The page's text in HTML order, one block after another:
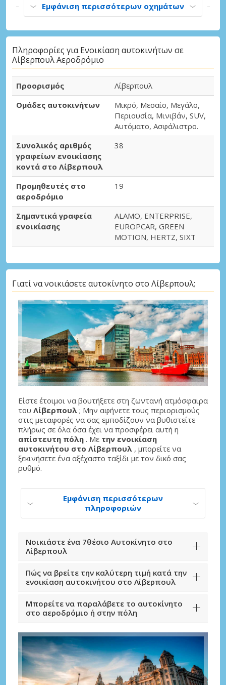
Εμφάνιση περισσότερων οχημάτων
Πληροφορίες για Ενοικίαση αυτοκινήτων σε
Λίβερπουλ Αεροδρόμιο
Προορισμός
Λίβερπουλ
Ομάδες αυτοκινήτων
Μικρό, Μεσαίο, Μεγάλο,
Περιουσία, Μινιβάν, SUV,
Αυτόματο, Ασφάλιστρο.
Συνολικός αριθμός
γραφείων ενοικίασης
κοντά στο Λίβερπουλ
38
Προμηθευτές στο
αεροδρόμιο
19
Σημαντικά γραφεία
ενοικίασης
ALAMO, ENTERPRISE,
EUROPCAR, GREEN
MOTION, HERTZ, SIXT
Γιατί να νοικιάσετε αυτοκίνητο στο Λίβερπουλ;
Είστε έτοιμοι να βουτήξετε στη ζωντανή ατμόσφαιρα
του Λίβερπουλ ; Μην αφήνετε τους περιορισμούς
στις μεταφορές να σας εμποδίζουν να βυθιστείτε
πλήρως σε όλα όσα έχει να προσφέρει αυτή η
απίστευτη πόλη . Με την ενοικίαση
αυτοκινήτου στο Λίβερπουλ , μπορείτε να
ξεκινήσετε ένα αξέχαστο ταξίδι με τον δικό σας
ρυθμό.
Εμφάνιση περισσότερων
πληροφοριών
Νοικιάστε ένα 7θέσιο Αυτοκίνητο στο
Λίβερπουλ
Πώς να βρείτε την καλύτερη τιμή κατά την
ενοικίαση αυτοκινήτου στο Λίβερπουλ
Μπορείτε να παραλάβετε το αυτοκίνητο
στο αεροδρόμιο ή στην πόλη